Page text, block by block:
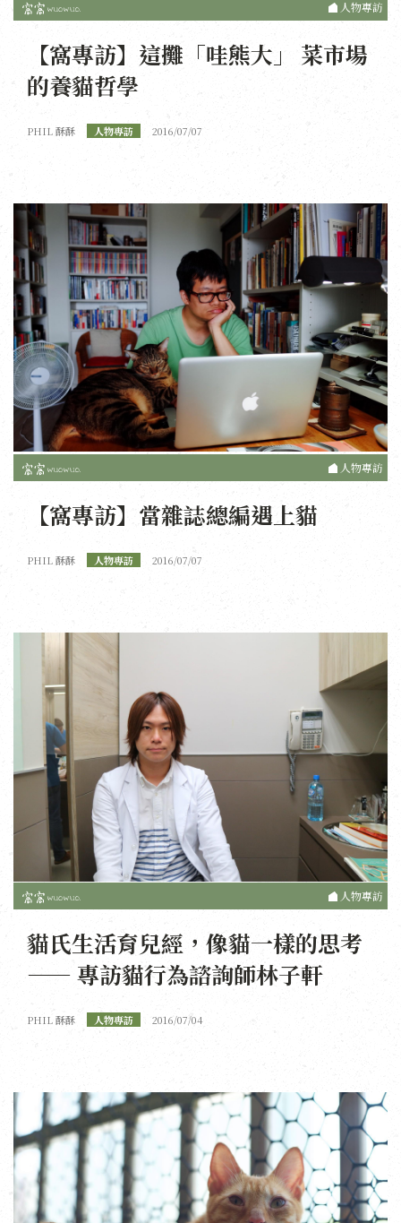
人物專訪
【窩專訪】這攤「哇熊大」 菜市場
的養貓哲學
PHIL 酥酥 人物專訪 2016/07/07
人物專訪
【窩專訪】當雜誌總編遇上貓
PHIL 酥酥 人物專訪 2016/07/07
人物專訪
貓氏生活育兒經，像貓一樣的思考
—— 專訪貓行為諮詢師林子軒
PHIL 酥酥 人物專訪 2016/07/04